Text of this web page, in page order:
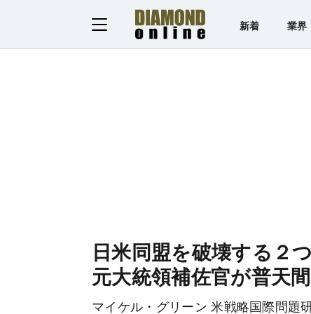
新着 業界
日米同盟を破壊する２
元大統領補佐官が普天
マイケル・グリーン 米戦略国際問題